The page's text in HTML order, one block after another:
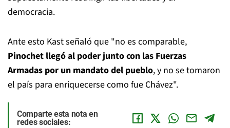
democracia.
Ante esto Kast señaló que "no es comparable,
Pinochet llegó al poder junto con las Fuerzas
Armadas por un mandato del pueblo, y no se tomaron
el país para enriquecerse como fue Chávez".
Comparte esta nota en
redes sociales: